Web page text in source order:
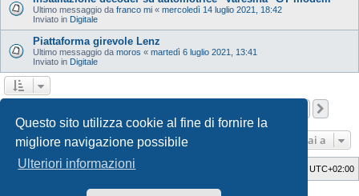
Questo sito utilizza cookie al fine di fornire la
migliore navigazione possibile
Ulteriori informazioni
Ultimo messaggio da franco mi « mercoledì 14 luglio 2021, 18:42
Inviato in Digitale
Piattaforma girevole Lenz
Ultimo messaggio da moros « martedì 6 luglio 2021, 13:41
Inviato in Digitale
Vai a
Indice UTC+02:00
GTA game